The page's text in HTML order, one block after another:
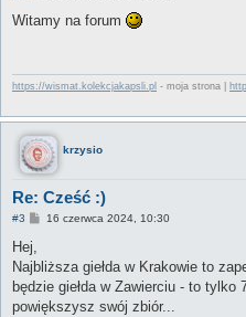
s
Witamy na forum
https://wismat.kolekcjakapsli.pl - moja strona |
krzysio
Re: Cześć :)
#3
P16 czerwca 2024, 10:30
Hej,
Najbliższa giełda w Krakowie to
będzie giełda w Zawierciu - to
powiększysz swój zbiór...